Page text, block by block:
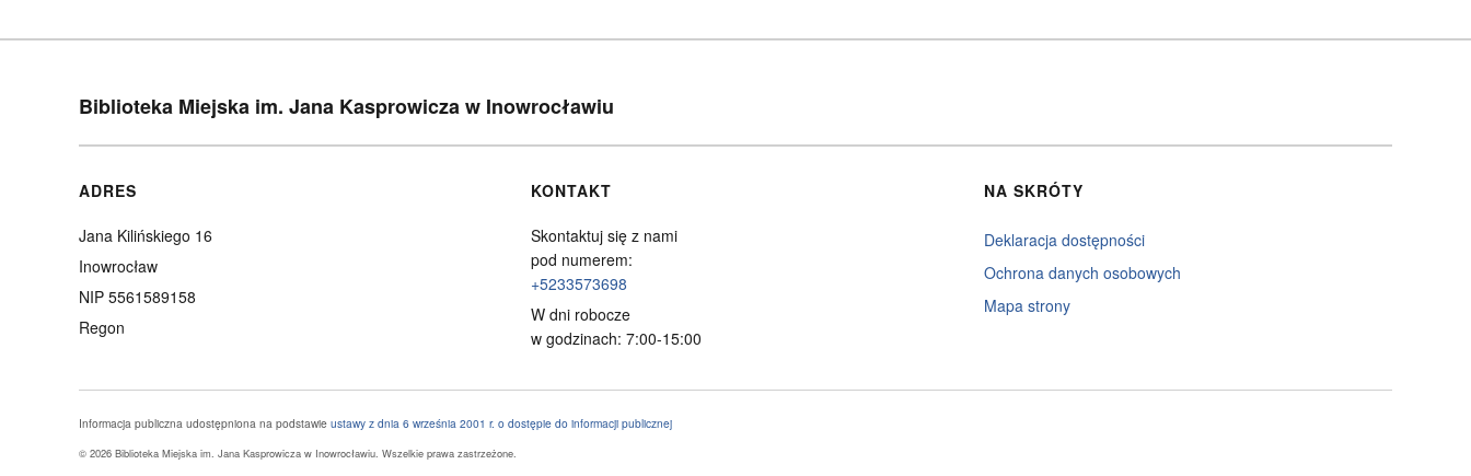
Biblioteka Miejska im. Jana Kasprowicza w Inowrocławiu
ADRES
Jana Kilińskiego 16
Inowrocław
NIP 5561589158
Regon
KONTAKT
Skontaktuj się z nami
pod numerem:
+5233573698
W dni robocze
w godzinach: 7:00-15:00
NA SKRÓTY
Deklaracja dostępności
Ochrona danych osobowych
Mapa strony
Informacja publiczna udostępniona na podstawie ustawy z dnia 6 września 2001 r. o dostępie do informacji publicznej
© 2026 Biblioteka Miejska im. Jana Kasprowicza w Inowrocławiu. Wszelkie prawa zastrzeżone.